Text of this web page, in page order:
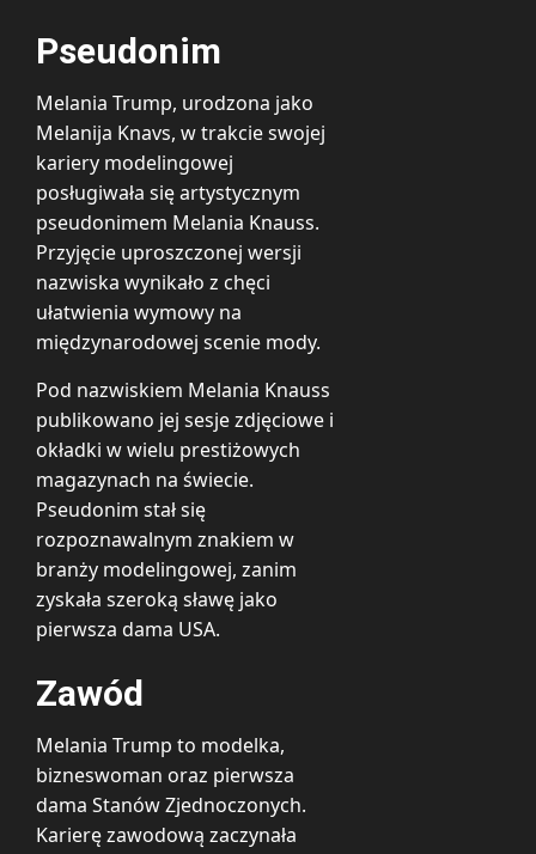
Pseudonim
Melania Trump, urodzona jako
Melanija Knavs, w trakcie swojej
kariery modelingowej
posługiwała się artystycznym
pseudonimem Melania Knauss.
Przyjęcie uproszczonej wersji
nazwiska wynikało z chęci
ułatwienia wymowy na
międzynarodowej scenie mody.
Pod nazwiskiem Melania Knauss
publikowano jej sesje zdjęciowe i
okładki w wielu prestiżowych
magazynach na świecie.
Pseudonim stał się
rozpoznawalnym znakiem w
branży modelingowej, zanim
zyskała szeroką sławę jako
pierwsza dama USA.
Zawód
Melania Trump to modelka,
bizneswoman oraz pierwsza
dama Stanów Zjednoczonych.
Karierę zawodową zaczynała